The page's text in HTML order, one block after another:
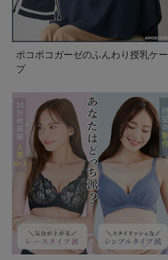
ポコポコガーゼのふんわり授乳ケー
プ